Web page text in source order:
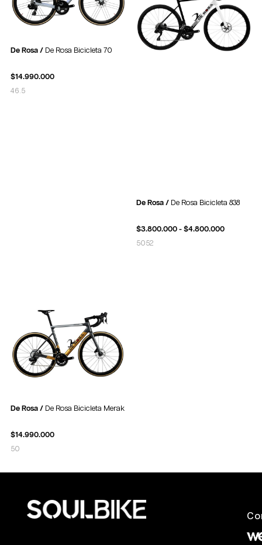
De Rosa / De Rosa Bicicleta 70
$14.990.000
46.5
De Rosa / De Rosa Bicicleta 838
$3.800.000 - $4.800.000
5052
De Rosa / De Rosa Bicicleta Merak
$14.990.000
50